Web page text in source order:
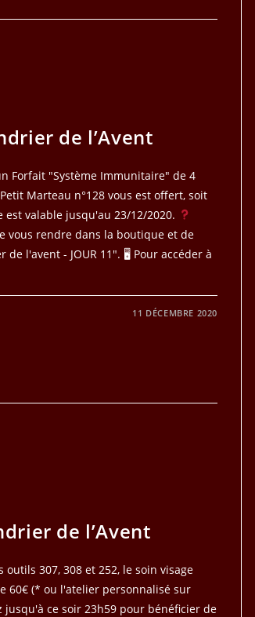
de l’Avent
Forfait "Système Immunitaire" de 4
Marteau n°128 vous est offert, soit
est valable jusqu'au 23/12/2020.
vous rendre dans la boutique et de
l'avent - JOUR 11". 🖥 Pour accéder à
11 DÉCEMBRE 2020
de l’Avent
outils 307, 308 et 252, le soin visage
60€ (* ou l'atelier personnalisé sur
jusqu'à ce soir 23h59 pour bénéficier de